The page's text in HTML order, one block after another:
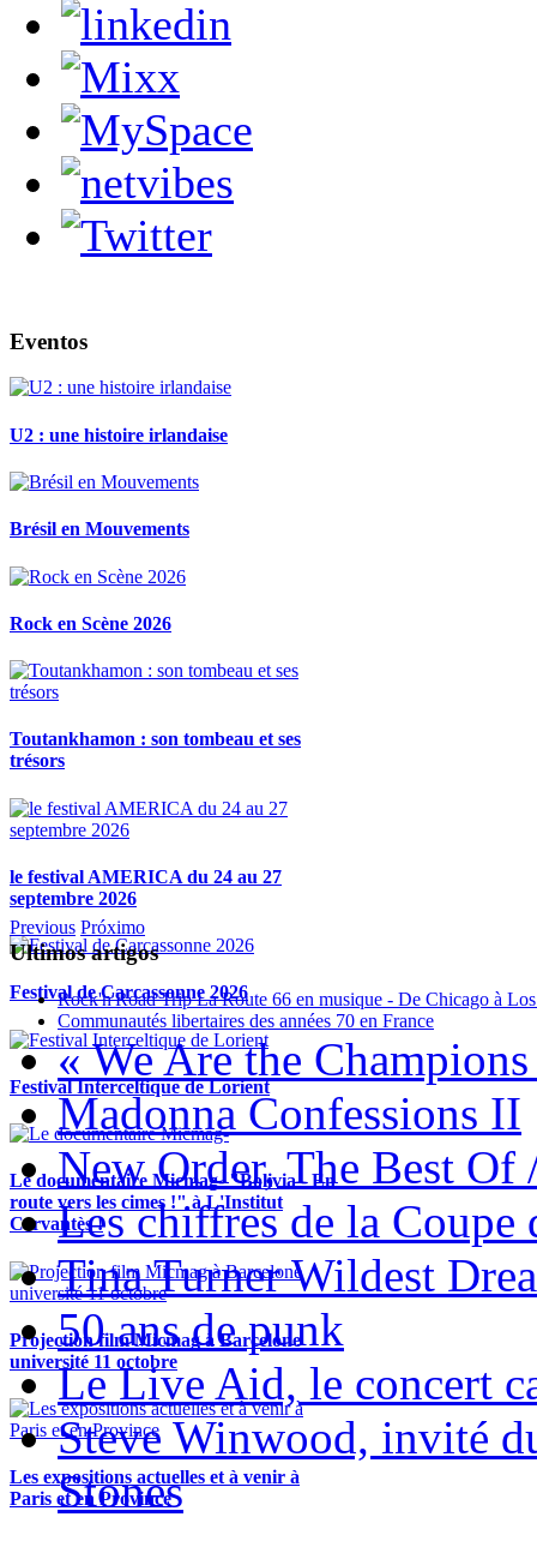
Eventos
U2 : une histoire irlandaise
Brésil en Mouvements
Rock en Scène 2026
Toutankhamon : son tombeau et ses
trésors
le festival AMERICA du 24 au 27
septembre 2026
Festival de Carcassonne 2026
Festival Interceltique de Lorient
Le documentaire Micmag- "Bolivia - En
route vers les cimes !" à L'Institut
Cervantès !
Projection film Micmag à Barcelone
université 11 octobre
Les expositions actuelles et à venir à
Paris et en Province
Previous Próximo
Ultimos artigos
Rock'n'Road Trip La Route 66 en musique - De Chicago à
Communautés libertaires des années 70 en France
« We Are the
Madonna Confessions II
New Order, The Best Of
Les chiffres de la Coupe
Tina Turner Wildest
50 ans de punk
Le Live Aid, le concert
Steve Winwood, invité
Stones